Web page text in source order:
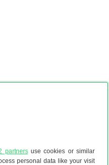
partnersuse cookies or similar
personal data like your visit